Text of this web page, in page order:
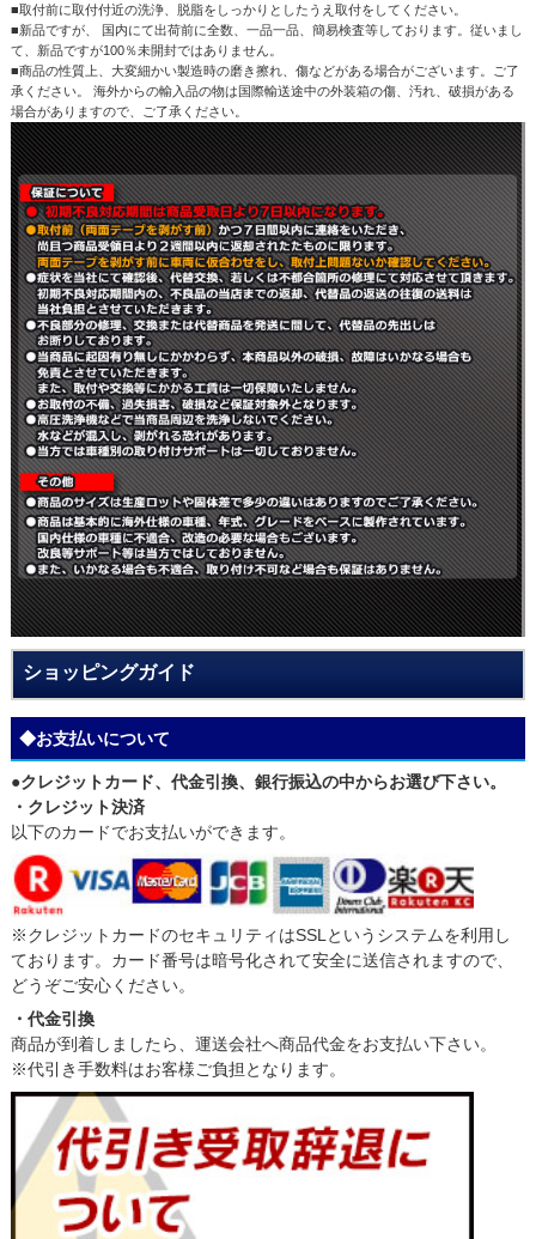
■取付前に取付付近の洗浄、脱脂をしっかりとしたうえ取付をしてください。
■新品ですが、 国内にて出荷前に全数、一品一品、簡易検査等しております。従いまし
て、新品ですが100％未開封ではありません。
■商品の性質上、大変細かい製造時の磨き擦れ、傷などがある場合がございます。ご了
承ください。 海外からの輸入品の物は国際輸送途中の外装箱の傷、汚れ、破損がある
場合がありますので、ご了承ください。
ショッピングガイド
◆お支払いについて
●クレジットカード、代金引換、銀行振込の中からお選び下さい。
・クレジット決済
以下のカードでお支払いができます。
※クレジットカードのセキュリティはSSLというシステムを利用し
ております。カード番号は暗号化されて安全に送信されますので、
どうぞご安心ください。
・代金引換
商品が到着しましたら、運送会社へ商品代金をお支払い下さい。
※代引き手数料はお客様ご負担となります。